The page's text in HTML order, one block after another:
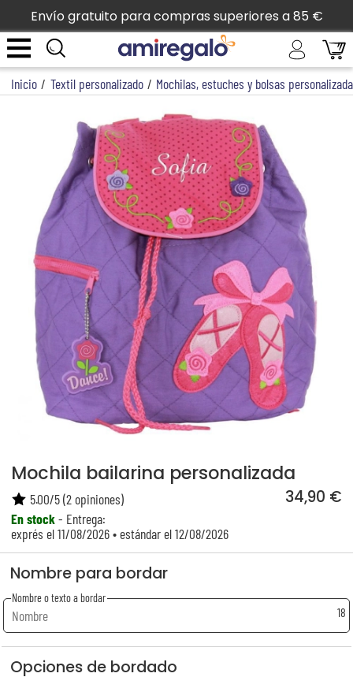
Envío gratuito para compras superiores a 85 €
Inicio / Textil personalizado / Mochilas, estuches y bolsas
Mochila bailarina personalizada
34,90 €
En stock- Entrega:
exprés el 11/08/2026 • estándar el 12/08/2026
5.00/5(2opiniones)
Nombre para bordar
Nombre o texto a bordar
18
Opciones de bordado